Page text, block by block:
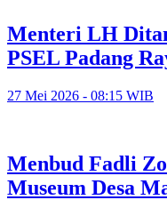
Menteri LH
PSEL Padang
27 Mei 2026 - 08:15 WIB
Menbud Fadli
Museum Desa